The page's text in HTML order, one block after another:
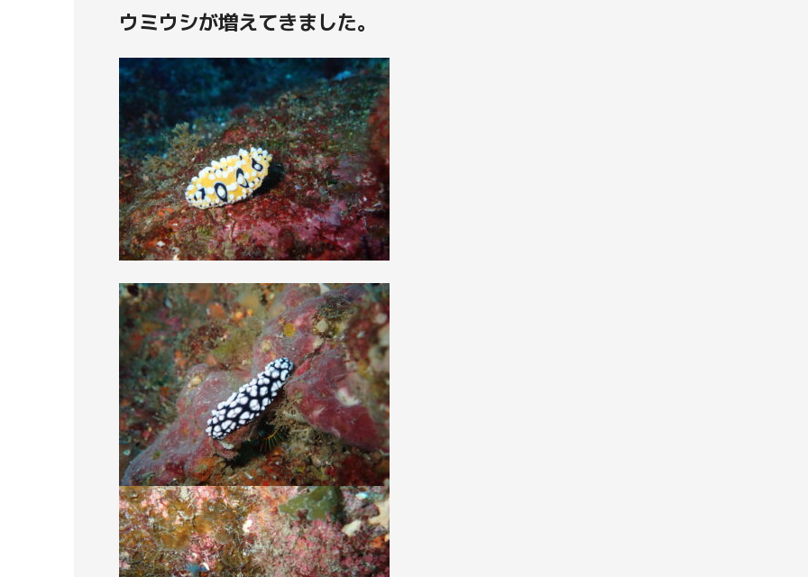
ウミウシが増えてきました。